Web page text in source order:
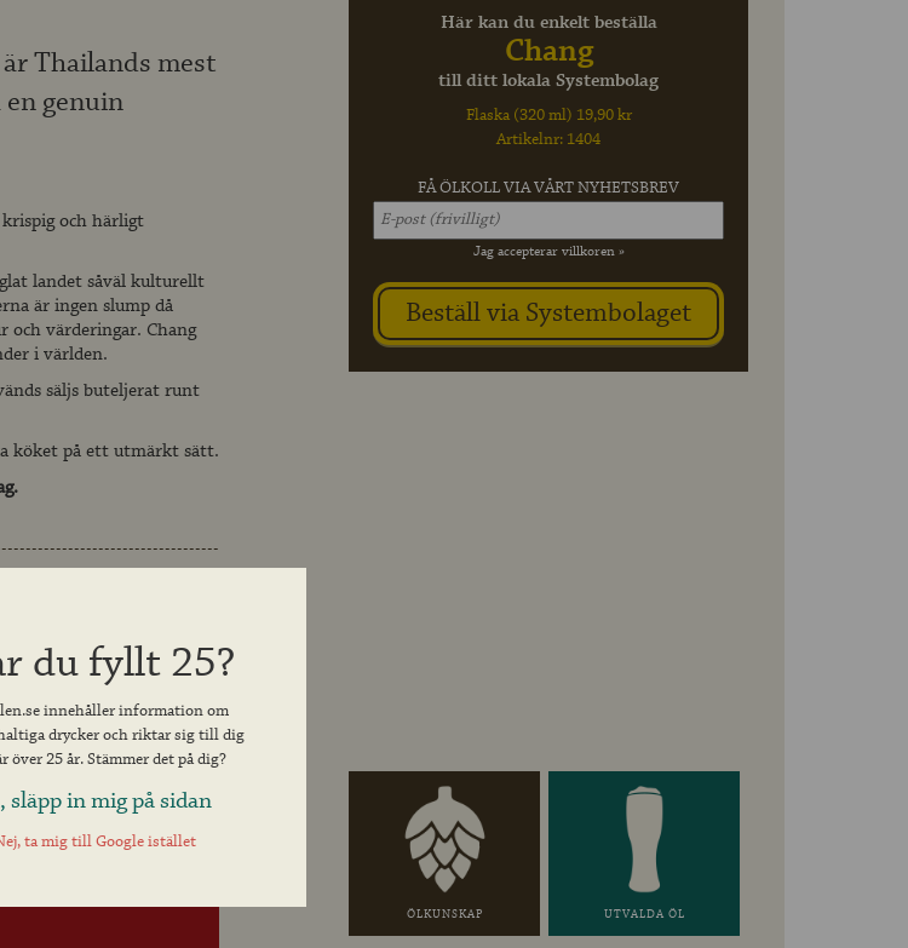
Thailands mest
genuin
och härligt
landet såväl kulturellt
är ingen slump då
och värderingar. Chang
i världen.
säljs buteljerat runt
köket på ett utmärkt sätt.
%
volymprocent
Här kan du enkelt beställa
Chang
till ditt lokala Systembolag
Flaska (320 ml) 19,90 kr
Artikelnr: 1404
FÅ ÖLKOLL VIA VÅRT NYHETSBREV
Jag accepterar villkoren »
ÖLKUNSKAP UTVALDA ÖL
du fyllt 25?
innehåller information om
drycker och riktar sig till dig
över 25 år. Stämmer det på dig?
släpp in mig på sidan
ta mig till Google istället